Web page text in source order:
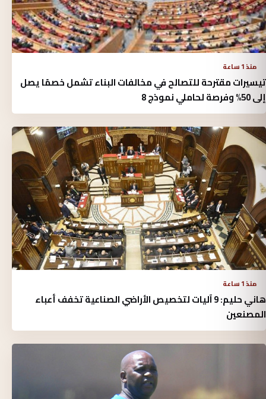
منذ 1 ساعة
تيسيرات مقترحة للتصالح في مخالفات البناء تشمل خصمًا يصل
إلى 50% وفرصة لحاملي نموذج 8
منذ 1 ساعة
هاني حليم: 9 آليات لتخصيص الأراضي الصناعية تخفف أعباء
المصنعين